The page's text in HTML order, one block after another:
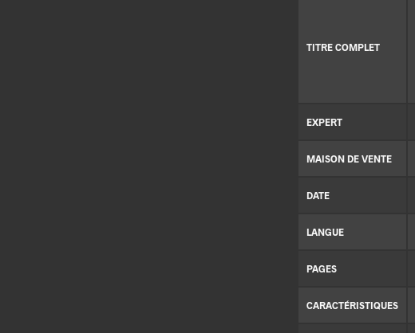
TITRE COMPLET
EXPERT
MAISON DE VENTE
DATE
LANGUE
PAGES
CARACTÉRISTIQUES